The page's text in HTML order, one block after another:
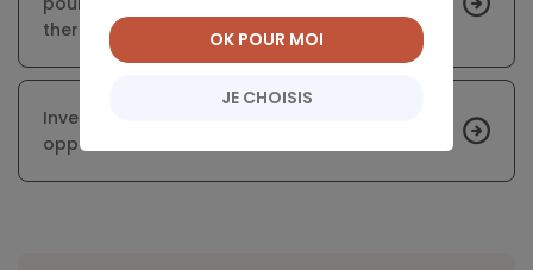
thermique en 2025
Investir dans l’immobilier de montagne :
opportunités et défis
JE CHOISIS
OK POUR MOI